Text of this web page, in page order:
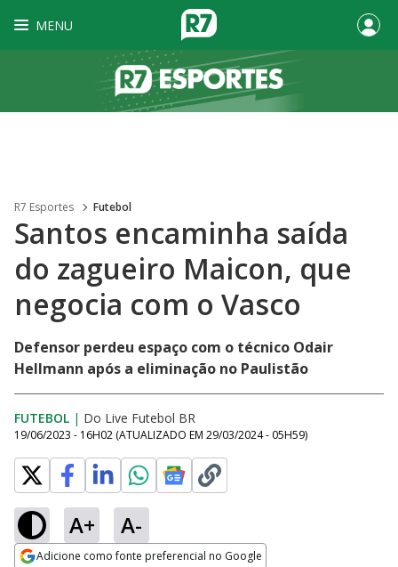
MENU
R7 Esportes Futebol
Santos encaminha saída
do zagueiro Maicon, que
negocia com o Vasco
Defensor perdeu espaço com o técnico Odair
Hellmann após a eliminação no Paulistão
FUTEBOL | Do Live Futebol BR
19/06/2023 - 16H02 (ATUALIZADO EM 29/03/2024 - 05H59)
A+ A-
Adicione como fonte preferencial no Google